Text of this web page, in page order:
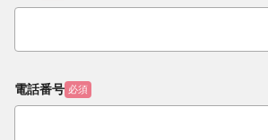
電話番号 必須